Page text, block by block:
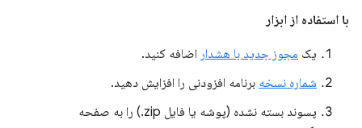
با استفاده از ابزار
یک مجوز جدید با هشدار اضافه کنید.
شماره نسخه برنامه افزودنی را افزایش دهید.
پسوند بسته نشده (پوشه یا فایل zip.) را به صفحه